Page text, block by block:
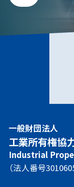
一般財団法人
工業所有権協
Industrial
（法人番号